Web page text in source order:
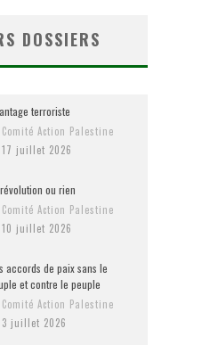
DOSSIERS
terroriste
Comité Action Palestine
17 juillet 2026
ou rien
Comité Action Palestine
10 juillet 2026
accords de paix sans le
et contre le peuple
Comité Action Palestine
3 juillet 2026